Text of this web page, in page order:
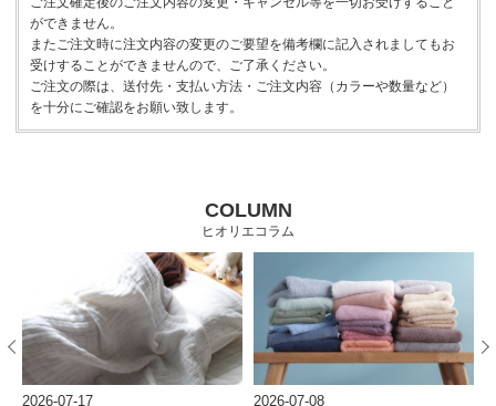
ができません。
またご注文時に注文内容の変更のご要望を備考欄に記入されましてもお
受けすることができませんので、ご了承ください。
ご注文の際は、送付先・支払い方法・ご注文内容（カラーや数量など）
を十分にご確認をお願い致します。
COLUMN
ヒオリエコラム
2026-07-17 2026-07-08